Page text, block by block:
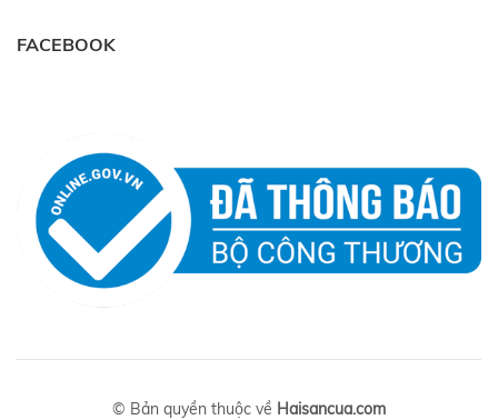
FACEBOOK
© Bản quyền thuộc về Haisancua.com